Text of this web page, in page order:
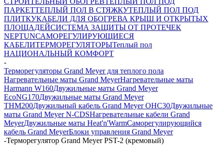
ПАРКЕТТЕПЛЫЙ ПОЛ В СТЯЖКУТЕПЛЫЙ ПОЛ ПОД
ПЛИТКУКАБЕЛИ ДЛЯ ОБОГРЕВА КРЫШ И ОТКРЫТЫХ
ПЛОЩАДЕЙСИСТЕМА ЗАЩИТЫ ОТ ПРОТЕЧЕК
NEPTUNСАМОРЕГУЛИРУЮЩИЕСЯ
КАБЕЛИТЕРМОРЕГУЛЯТОРЫТеплый пол
НАЦИОНАЛЬНЫЙ КОМФОРТ
-
Терморегуляторы Grand Meyer для теплого пола
Нагревательные маты Grand MeyerНагревательные маты
Harmann W160Двужильные маты Grand Meyer
EcoNG170Двужильные маты Grand Meyer
THM200Двужильный кабель Grand Meyer OHC30Двужильные
маты Grand Meyer N-CDSНагревательные кабели Grand
MeyerДвужильные маты Heat'n'WarmСаморегулирующийся
кабель Grand MeyerБлоки управления Grand Meyer
-Терморегулятор Grand Meyer PST-2 (кремовый)